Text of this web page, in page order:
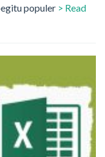
populer > Read